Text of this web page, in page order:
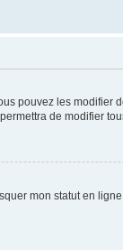
pouvez les
de modifier
mon statut en